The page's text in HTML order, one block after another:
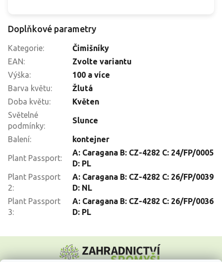
Doplňkové parametry
Kategorie:
Čimišníky
EAN:
Zvolte variantu
Výška:
100 a více
Barva květu:
Žlutá
Doba květu:
Květen
Světelné
podmínky:
Slunce
Balení: kontejner
Plant Passport:
A: Caragana B: CZ-4282 C: 24/FP/0005
D: PL
Plant Passport
2:
A: Caragana B: CZ-4282 C: 26/FP/0039
D: NL
Plant Passport
3:
A: Caragana B: CZ-4282 C: 26/FP/0036
D: PL